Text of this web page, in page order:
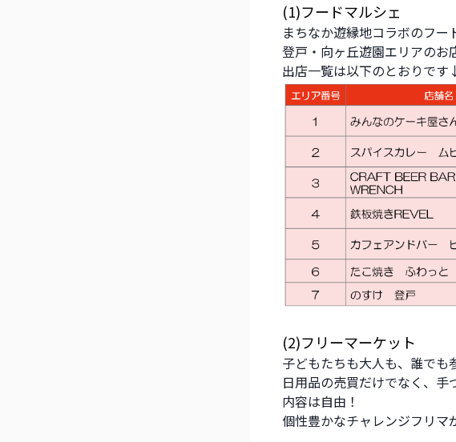
(1)フードマルシェ
まちなか遊縁地コラボのフ
登戸・向ヶ丘遊園エリアのお
出店一覧は以下のとおりです
(2)フリーマーケット
子どもたちも大人も、誰でも
日用品の売買だけでなく、手
内容は自由！
個性豊かなチャレンジフリマ